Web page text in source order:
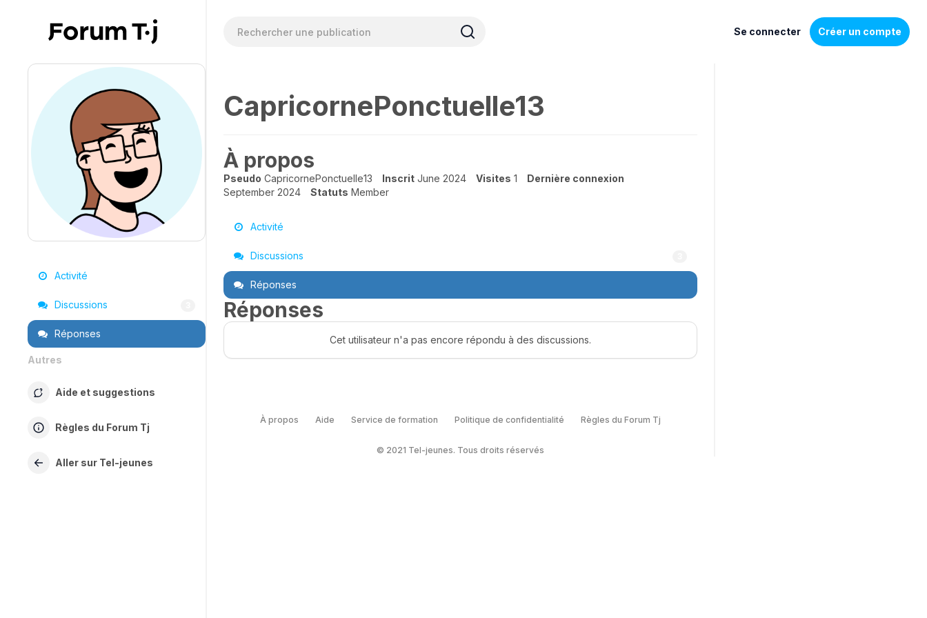
Se connecter Créer un compte
Activité
Discussions
Réponses
Autres
Aide et suggestions
Règles du Forum Tj
Aller sur Tel-jeunes
CapricornePonctuelle13
À propos
Pseudo CapricornePonctuelle13 Inscrit June 2024 Visites 1
Dernière connexion
September 2024
Statuts Member
Activité
Discussions
Réponses
Réponses
Cet utilisateur n'a pas encore répondu à des discussions.
À propos Aide Service de formation Politique de confidentialité Règles du Forum Tj
© 2021 Tel-jeunes. Tous droits réservés